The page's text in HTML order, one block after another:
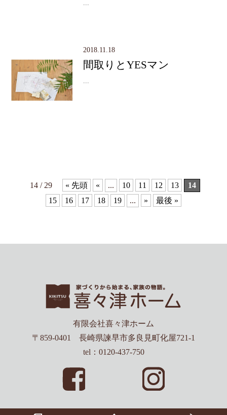
2018.11.18
間取りとYESマン
14 / 29 « 先頭 « ... 10 11 12 13
14
15
16 17 18 19 ... » 最後 »
有限会社喜々津ホーム
〒859-0401 長崎県諫早市多良見町化屋721-1
tel：0120-437-750